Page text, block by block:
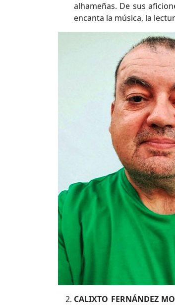
alhameñas. De sus
encanta la música, la
CALIXTO FERNÁNDEZ